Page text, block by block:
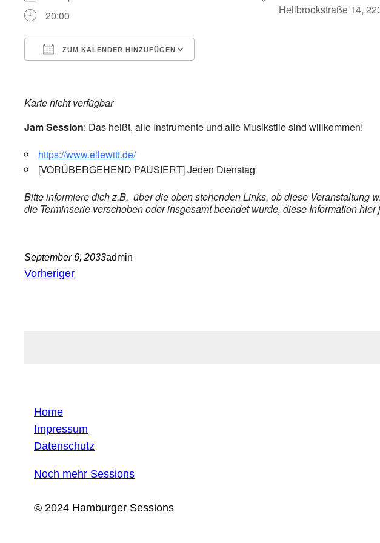
20:00
ZUM KALENDER HINZUFÜGEN
Hellbrookstraße 14,
Karte nicht verfügbar
Jam Session: Das heißt, alle Instrumente und alle Musikstile sind willkommen!
https://www.ellewitt.de/
[VORÜBERGEHEND PAUSIERT] Jeden Dienstag
Bitte informiere dich z.B. über die oben stehenden Links, ob diese Veranstaltung
die Terminserie verschoben oder insgesamt beendet wurde, diese Information
September 6, 2033admin
Vorheriger
Home
Impressum
Datenschutz
Noch mehr Sessions
© 2024 Hamburger Sessions